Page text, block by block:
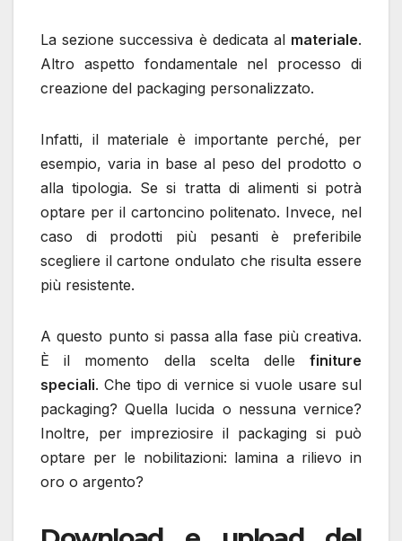
La sezione successiva è dedicata al materiale.
Altro aspetto fondamentale nel processo di
creazione del packaging personalizzato.
Infatti, il materiale è importante perché, per
esempio, varia in base al peso del prodotto o
alla tipologia. Se si tratta di alimenti si potrà
optare per il cartoncino politenato. Invece, nel
caso di prodotti più pesanti è preferibile
scegliere il cartone ondulato che risulta essere
più resistente.
A questo punto si passa alla fase più creativa.
È il momento della scelta delle finiture
speciali. Che tipo di vernice si vuole usare sul
packaging? Quella lucida o nessuna vernice?
Inoltre, per impreziosire il packaging si può
optare per le nobilitazioni: lamina a rilievo in
oro o argento?